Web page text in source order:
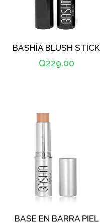
BASHÍA BLUSH STICK
Precio
Q229.00
BASE EN BARRA PIEL